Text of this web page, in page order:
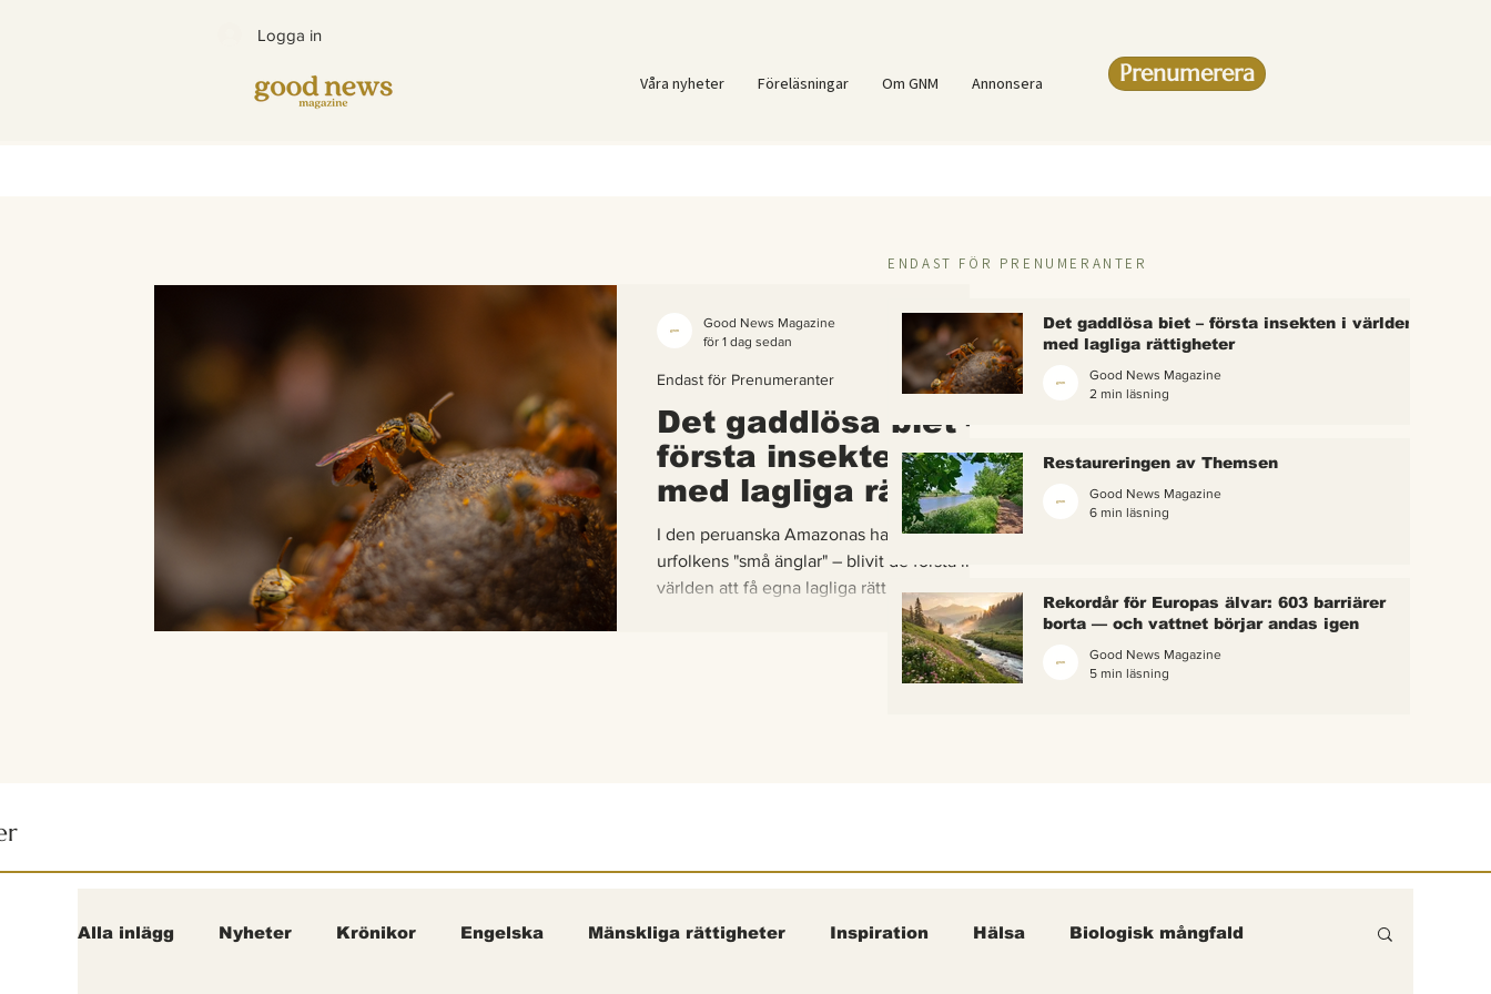
Logga in
Våra nyheter Föreläsningar Om GNM Annonsera Prenumerera
Det gaddlösa biet –
första insekten i världen
med lagliga rättigheter
I den peruanska Amazonas har de gaddlösa bina –
urfolkens "små änglar" – blivit de första insekterna i
världen att få egna lagliga rättigheter. En berättelse
om hur vetenskap, urfolkskunskap och juridik gick
samman för att skydda regnskogens minsta
Endast för Prenumeranter
Good News Magazine
för 1 dag sedan
ENDAST FÖR PRENUMERANTER
Det gaddlösa biet – första insekten i världen
med lagliga rättigheter
Good News Magazine
2 min läsning
Restaureringen av Themsen
Good News Magazine
6 min läsning
Rekordår för Europas älvar: 603 barriärer
borta — och vattnet börjar andas igen
Good News Magazine
5 min läsning
Alla inlägg Nyheter Krönikor Engelska Mänskliga rättigheter Inspiration Hälsa Biologisk mångfald